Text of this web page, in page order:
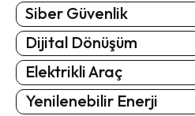
Siber Güvenlik
Dijital Dönüşüm
Elektrikli Araç
Yenilenebilir Enerji